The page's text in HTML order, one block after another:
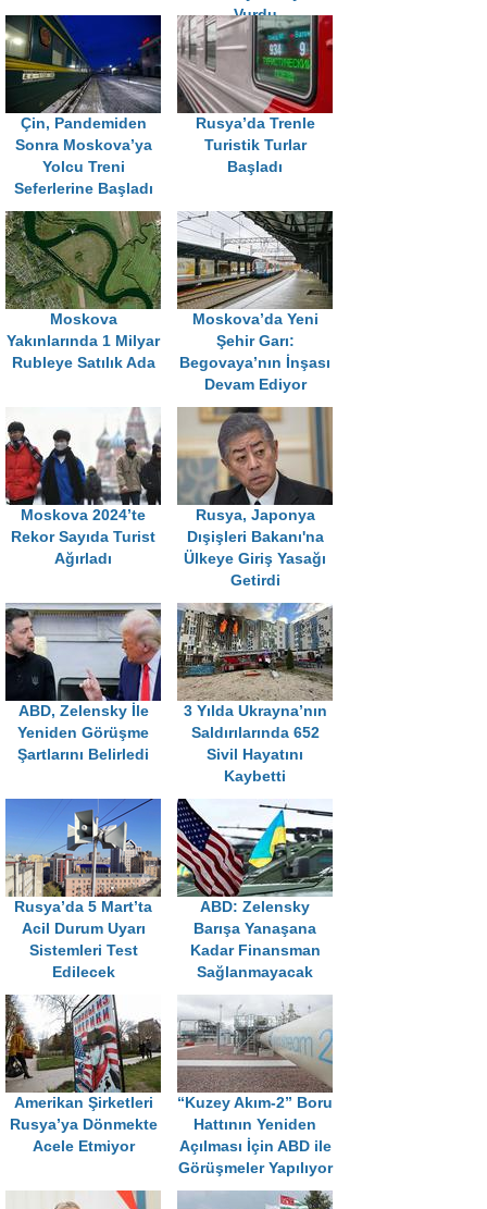
Vurdu
Çin, Pandemiden
Sonra Moskova’ya
Yolcu Treni
Seferlerine Başladı
Rusya’da Trenle
Turistik Turlar
Başladı
Moskova
Yakınlarında 1 Milyar
Rubleye Satılık Ada
Moskova’da Yeni
Şehir Garı:
Begovaya’nın İnşası
Devam Ediyor
Moskova 2024’te
Rekor Sayıda Turist
Ağırladı
Rusya, Japonya
Dışişleri Bakanı'na
Ülkeye Giriş Yasağı
Getirdi
ABD, Zelensky İle
Yeniden Görüşme
Şartlarını Belirledi
3 Yılda Ukrayna’nın
Saldırılarında 652
Sivil Hayatını
Kaybetti
Rusya’da 5 Mart’ta
Acil Durum Uyarı
Sistemleri Test
Edilecek
ABD: Zelensky
Barışa Yanaşana
Kadar Finansman
Sağlanmayacak
Amerikan Şirketleri
Rusya’ya Dönmekte
Acele Etmiyor
“Kuzey Akım-2” Boru
Hattının Yeniden
Açılması İçin ABD ile
Görüşmeler Yapılıyor